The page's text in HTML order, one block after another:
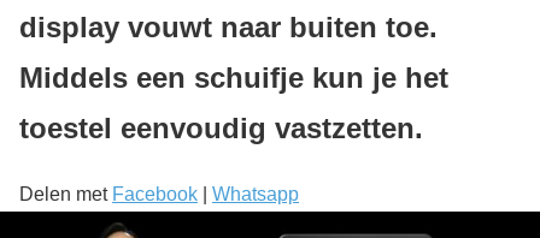
display vouwt naar buiten toe.
Middels een schuifje kun je het
toestel eenvoudig vastzetten.
Delen met Facebook Whatsapp